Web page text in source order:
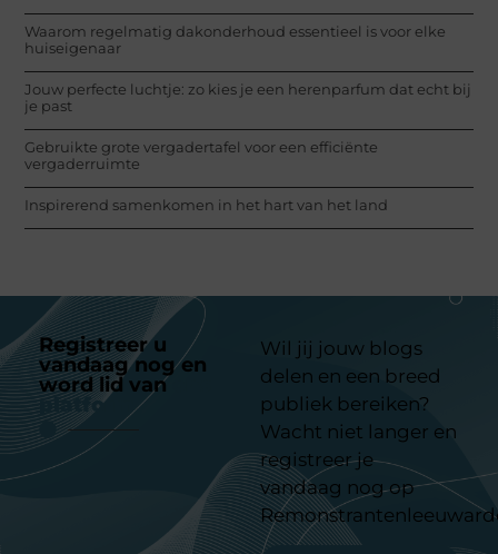
Waarom regelmatig dakonderhoud essentieel is voor elke
huiseigenaar
Jouw perfecte luchtje: zo kies je een herenparfum dat echt bij
je past
Gebruikte grote vergadertafel voor een efficiënte
vergaderruimte
Inspirerend samenkomen in het hart van het land
Registreer u
vandaag nog en
word lid van
platform
Wil jij jouw blogs
delen en een breed
publiek bereiken?
Wacht niet langer en
registreer je
vandaag nog op